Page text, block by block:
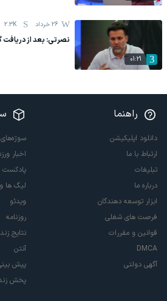
01:21
26 خرداد 2.3K
نصرتی: بعد از
راهنما
دانلود اپلیکیشن
ارتباط با ما
تبلیغات
درباره ما
ابزار توسعه دهندگان
فرصت های شغلی
قوانین و مقررات
DMCA
آگهی دولتی
اخبار
پادکست
لیگ ها
ویدئو
روزنامه
نتایج
آنتن
پیش
پخش